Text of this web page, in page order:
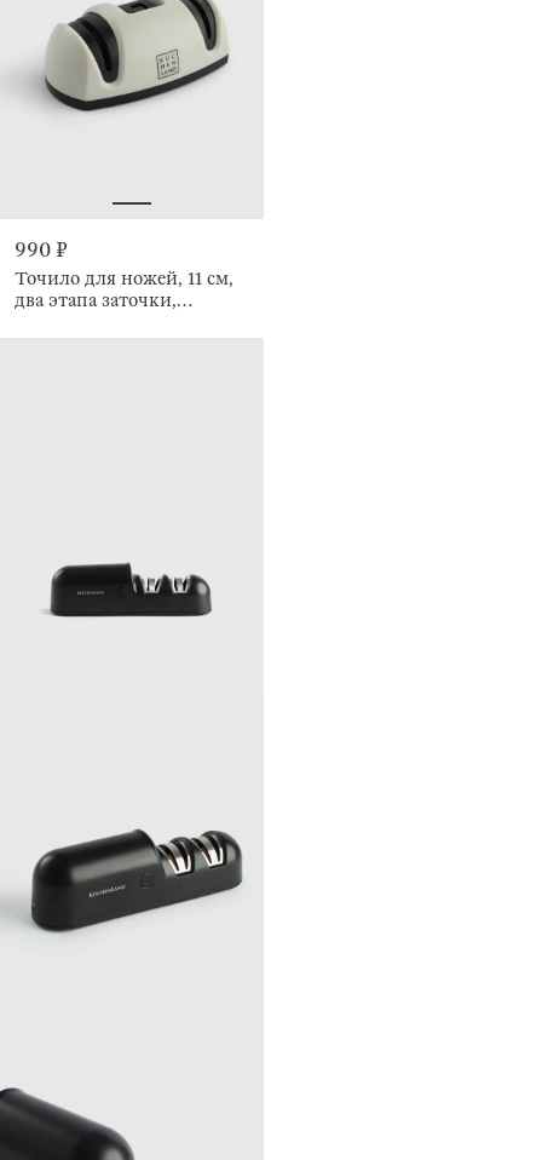
990 ₽
Точило для ножей, 11 см,
два этапа заточки,